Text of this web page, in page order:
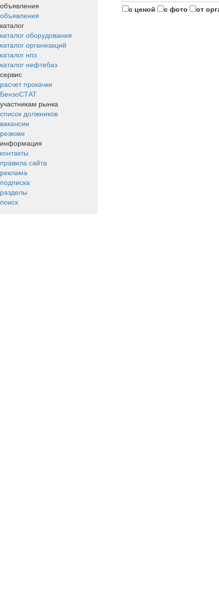
объявления
объявления
каталог
каталог оборудования
каталог организаций
каталог нпз
каталог нефтебаз
сервис
расчет прокачки
БензоСТАТ
участникам рынка
список должников
вакансии
резюме
информация
контакты
правила сайта
реклама
подписка
разделы
поиск
с ценой с фото от